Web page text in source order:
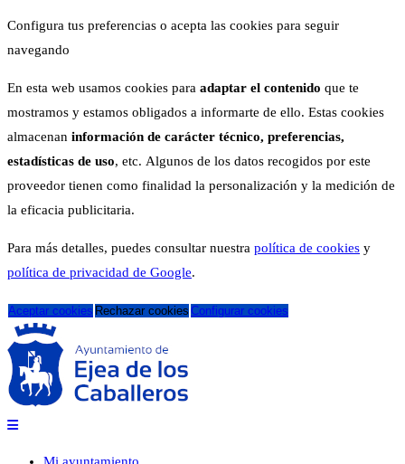
Configura tus preferencias o acepta las cookies para seguir
navegando
En esta web usamos cookies para adaptar el contenido que te
mostramos y estamos obligados a informarte de ello. Estas cookies
almacenan información de carácter técnico, preferencias,
estadísticas de uso, etc. Algunos de los datos recogidos por este
proveedor tienen como finalidad la personalización y la medición de
la eficacia publicitaria.
Para más detalles, puedes consultar nuestra política de cookies y
política de privacidad de Google.
Aceptar cookies Rechazar cookies Configurar cookies